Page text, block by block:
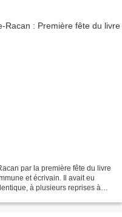
par la première fête du livre
et écrivain. Il avait eu
à plusieurs reprises à